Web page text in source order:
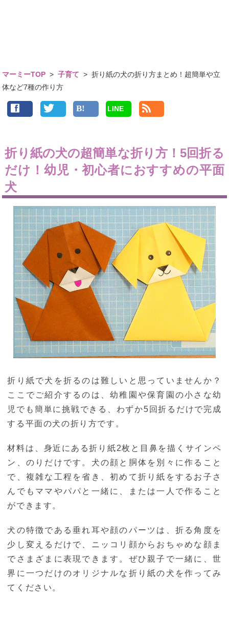
マーミーTOP >子育て >折り紙の犬の折り方まとめ！超簡単や立
体など7種の作り方
LINE
折り紙の犬の超簡単な折り方！5回折る
だけ！幼児・初心者におすすめの平面
犬
折り紙で犬を折るのは難しいと思っていませんか？
ここでご紹介するのは、幼稚園や保育園の小さな幼
児でも簡単に挑戦できる、わずか5回折るだけで完成
する平面の犬の折り方です。
材料は、身近にある折り紙2枚と目鼻を描くサインペ
ン、のりだけです。犬の顔と胴体を別々に作ること
で、複雑な工程を省き、初めて折り紙をするお子さ
んでもママやパパと一緒に、または一人で作ること
ができます。
犬の特徴である垂れ耳や顔のパーツは、折る角度を
少し変えるだけで、ニッコリ顔からおちゃめな顔ま
でさまざまに表現できます。ぜひ親子で一緒に、世
界に一つだけのオリジナルな折り紙の犬を作ってみ
てください。